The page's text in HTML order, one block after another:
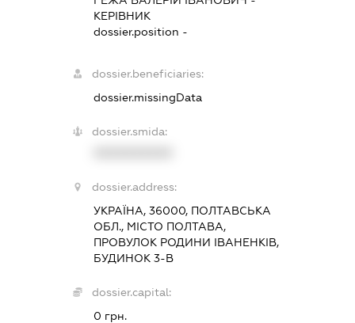
КЕРІВНИК
dossier.position -
dossier.beneficiaries:
dossier.missingData
dossier.smida:
dossier.address:
УКРАЇНА, 36000, ПОЛТАВСЬКА
ОБЛ., МІСТО ПОЛТАВА,
ПРОВУЛОК РОДИНИ ІВАНЕНКІВ,
БУДИНОК 3-В
dossier.capital:
0 грн.